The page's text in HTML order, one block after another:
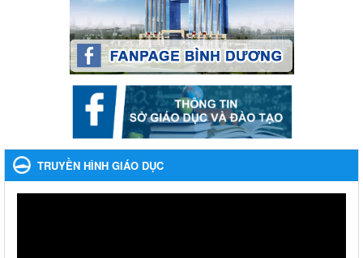
Lần thứ VIII, năm học 2023-2024
Ngày ban hành: 28/12/2023
Phối hợp rà soát nhu cầu tiêm vắc xin phòng Covid 19
Phối hợp rà soát nhu cầu tiêm vắc xin phòng Covid 19
Ngày ban hành: 22/11/2023
Phát động, triển khai Cuộc thi " An toàn giao thông cho nụ
cười ngày mai" dành cho học sinh và giáo viên trung học
năm học 2023-2024
Phát động, triển khai Cuộc thi " An toàn giao thông cho nụ cười
TRUYỀN HÌNH GIÁO DỤC